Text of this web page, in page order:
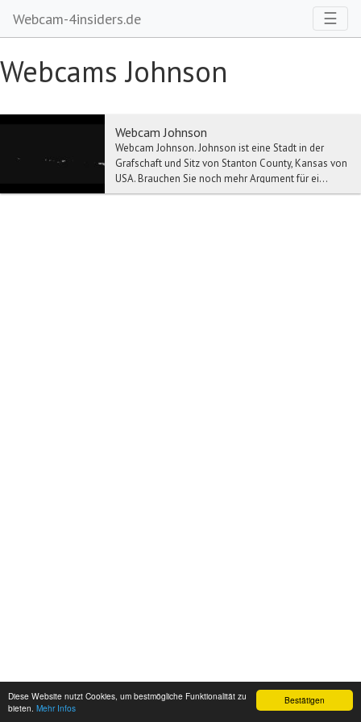
Bestätigen
Diese Website nutzt Cookies, um bestmögliche Funktionalität zu
bieten. Mehr Infos
Webcam-4insiders.de ☰
Webcams Johnson
Webcam Johnson
Webcam Johnson. Johnson ist eine Stadt in der
Grafschaft und Sitz von Stanton County, Kansas von
USA. Brauchen Sie noch mehr Argument für ei...